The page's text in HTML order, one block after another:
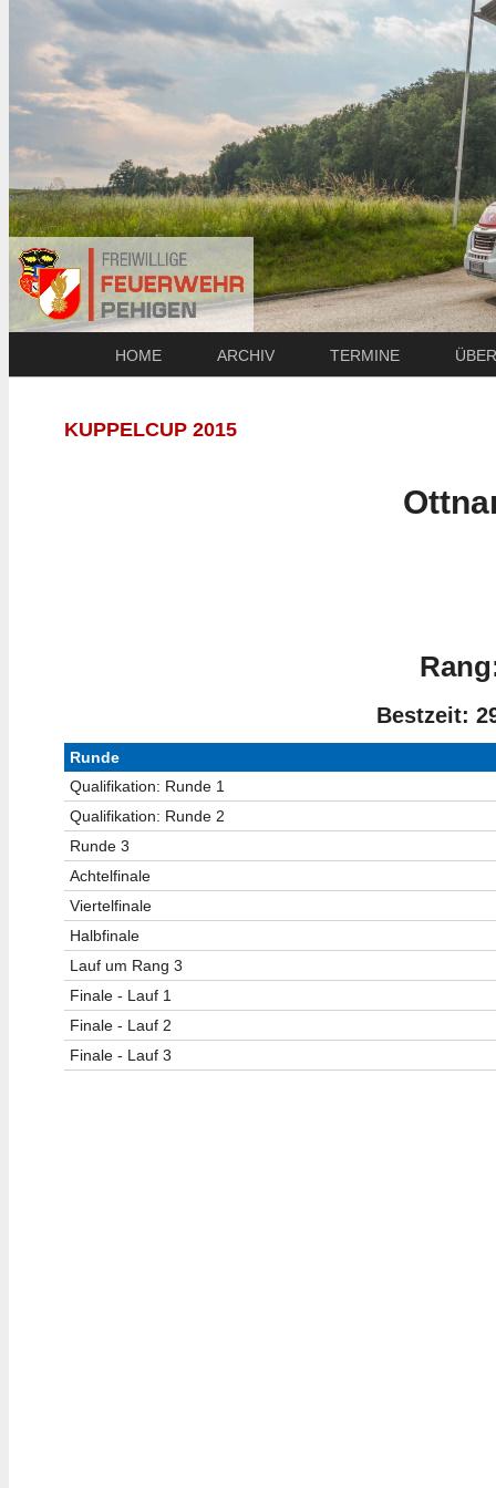
HOME ARCHIV TERMINE
KUPPELCUP 2015
Bestzeit:
Runde
Qualifikation: Runde 1
Qualifikation: Runde 2
Runde 3
Achtelfinale
Viertelfinale
Halbfinale
Lauf um Rang 3
Finale - Lauf 1
Finale - Lauf 2
Finale - Lauf 3